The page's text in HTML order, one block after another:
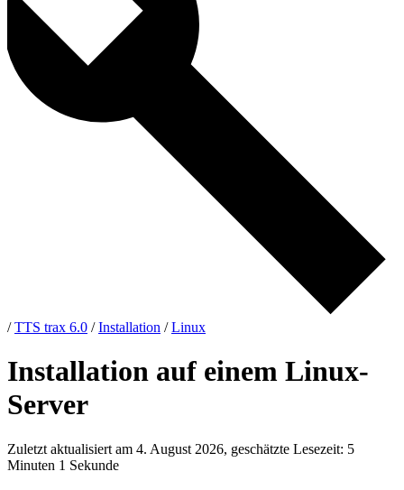
/TTS trax 6.0 /Installation /Linux
Installation auf einem Linux-
Server
Zuletzt aktualisiert am 4. August 2026, geschätzte Lesezeit: 5
Minuten 1 Sekunde